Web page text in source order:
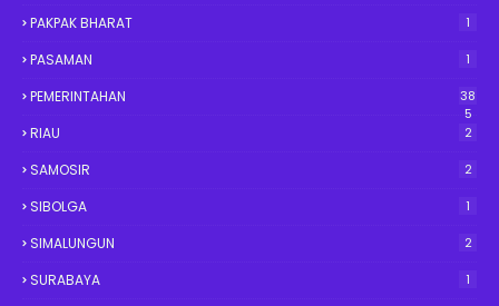
PAKPAK BHARAT 1
PASAMAN 1
PEMERINTAHAN
38
5
RIAU 2
SAMOSIR 2
SIBOLGA 1
SIMALUNGUN 2
SURABAYA 1